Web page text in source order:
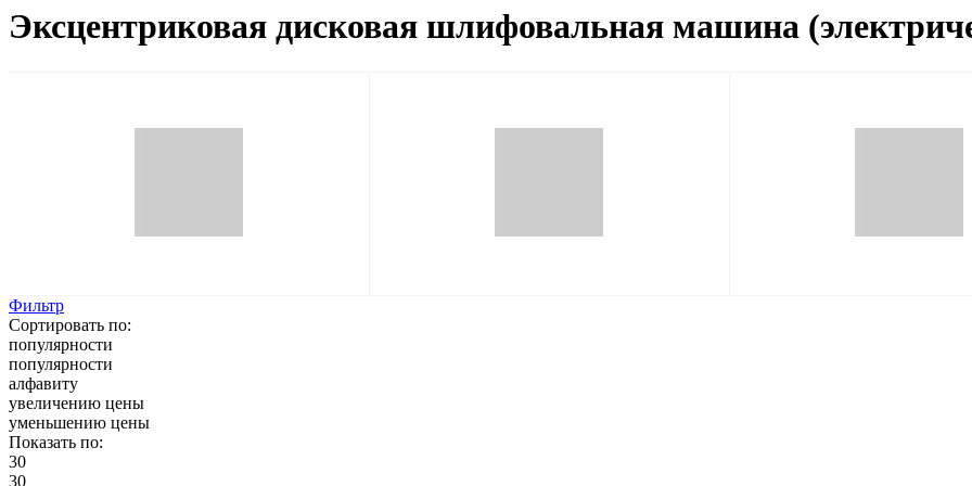
Эксцентриковая дисковая шлифовальная машина
Фильтр
Сортировать по:
популярности
популярности
алфавиту
увеличению цены
уменьшению цены
Показать по:
30
30